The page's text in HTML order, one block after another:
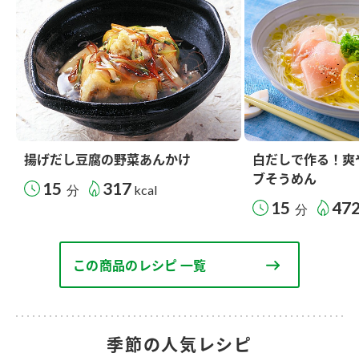
揚げだし豆腐の野菜あんかけ
15 分 317 kcal
白だしで作る！
ブそうめん
15 分
この商品のレシピ 一覧
季節の人気レシピ